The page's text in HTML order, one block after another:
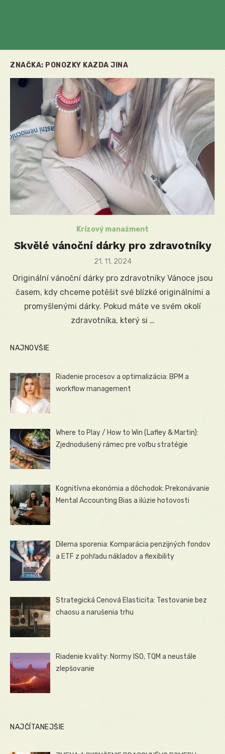
ZNAČKA: PONOZKY KAZDA JINA
Krízový manažment
Skvělé vánoční dárky pro zdravotníky
Posted
21. 11. 2024
Originální vánoční dárky pro zdravotníky Vánoce jsou
časem, kdy chceme potěšit své blízké originálními a
promyšlenými dárky. Pokud máte ve svém okolí
zdravotníka, který si …
NAJNOVŠIE
Riadenie procesov a optimalizácia: BPM a
workflow management
Where to Play / How to Win (Lafley & Martin):
Zjednodušený rámec pre voľbu stratégie
Kognitívna ekonómia a dôchodok: Prekonávanie
Mental Accounting Bias a ilúzie hotovosti
Dilema sporenia: Komparácia penzijných fondov
a ETF z pohľadu nákladov a flexibility
Strategická Cenová Elasticita: Testovanie bez
chaosu a narušenia trhu
Riadenie kvality: Normy ISO, TQM a neustále
zlepšovanie
NAJČÍTANEJŠIE